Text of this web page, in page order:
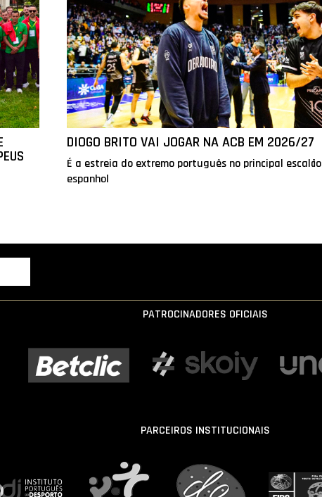
DIOGO BRITO VAI JOGAR NA ACB EM 2026/27
É a estreia do extremo português no principal escalão
espanhol
PATROCINADORES OFICIAIS
PARCEIROS INSTITUCIONAIS